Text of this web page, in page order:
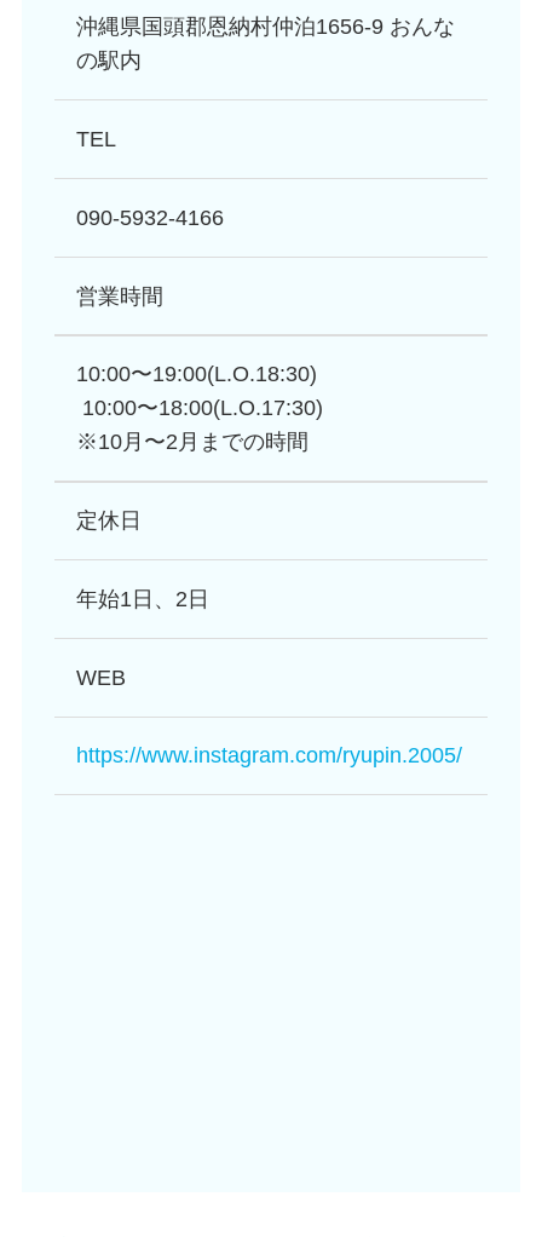
沖縄県国頭郡恩納村仲泊1656-9 おんな
の駅内
TEL
090-5932-4166
営業時間
10:00〜19:00(L.O.18:30)
10:00〜18:00(L.O.17:30)
※10月〜2月までの時間
定休日
年始1日、2日
WEB
https://www.instagram.com/ryupin.2005/